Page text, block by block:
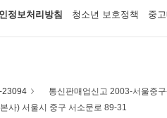
정보처리방침 청소년 보호정책 중
23094
통신판매업신고 2003-서울중
사) 서울시 중구 서소문로 89-31